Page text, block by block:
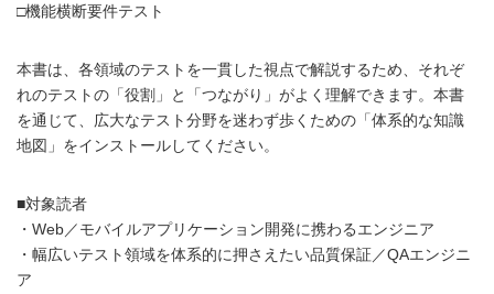
□機能横断要件テスト
本書は、各領域のテストを一貫した視点で解説するため、それぞ
れのテストの「役割」と「つながり」がよく理解できます。本書
を通じて、広大なテスト分野を迷わず歩くための「体系的な知識
地図」をインストールしてください。
■対象読者
・Web／モバイルアプリケーション開発に携わるエンジニア
・幅広いテスト領域を体系的に押さえたい品質保証／QAエンジニ
ア